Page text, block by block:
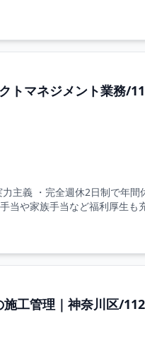
トマネジメント業務/
主義 ・完全週休2日制で年
当や家族手当など福利厚生も
工管理｜神奈川区/